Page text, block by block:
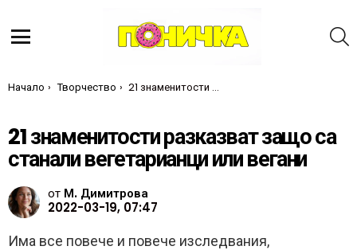
Ти си тук:
Начало Творчество 21 знаменитости разказват защо са станали вегетарианци или вегани
21 знаменитости разказват защо са
станали вегетарианци или вегани
от М. Димитрова
2022-03-19, 07:47
Има все повече и повече изследвания,